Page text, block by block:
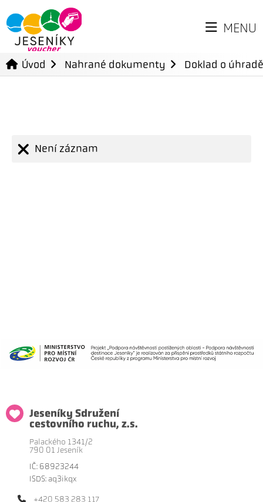
MENU
Úvod Nahrané dokumenty Doklad o
Není záznam
Jeseníky Sdružení
cestovního ruchu, z.s.
Palackého 1341/2
790 01 Jeseník
IČ: 68923244
ISDS: aq3ikqx
+420 583 283 117